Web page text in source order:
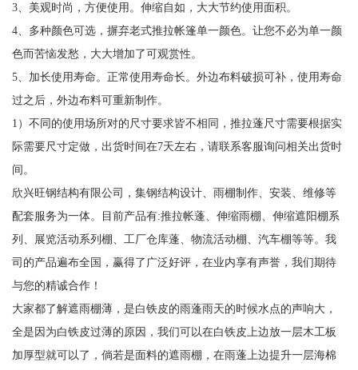
3、美观时尚，方便使用。伸缩自如，大大节约使用面积。
4、多种颜色可选，摒弃老式推拉帐篷单一颜色。让您不必为单一颜
色而苦恼发愁，大大增加了可观赏性。
5、加长使用寿命。正常使用寿命长。外边布料破损可补，使用寿命
过之后，外边布料可重新制作。
1）不同的使用场所对的尺寸要求皆不相同，推拉蓬尺寸需要根据实
际需要尺寸定做，出货时间在7天左右，请联系客服询问相关出货时
间。
欣兴旺钢结构有限公司，集钢结构设计、雨棚制作、安装、维修等
配套服务为一体。目前产品有:推拉帐蓬、伸缩雨棚、伸缩遮阳棚系
列、展览活动系列棚、工厂仓库蓬、物流活动棚、汽车棚等等。我
司的产品遍布全国，赢得了广泛好评，在业内享有声誉，我们期待
与您的精诚合作！
大家都了解遮雨棚薄，是白铁皮的雨蓬雨天的时候水点的声响大，
全是因为白铁皮过薄的原因，我们可以在白铁皮上边放一层木工板
加厚型就可以了，倘若是面料的遮雨棚，在雨蓬上边提升一层海棉